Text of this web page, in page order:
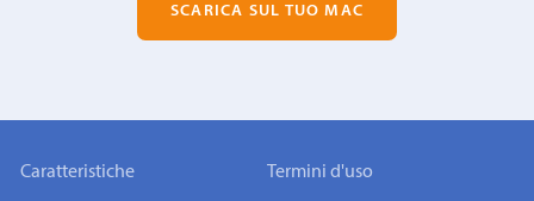
SCARICA SUL TUO MAC
Caratteristiche Termini d'uso